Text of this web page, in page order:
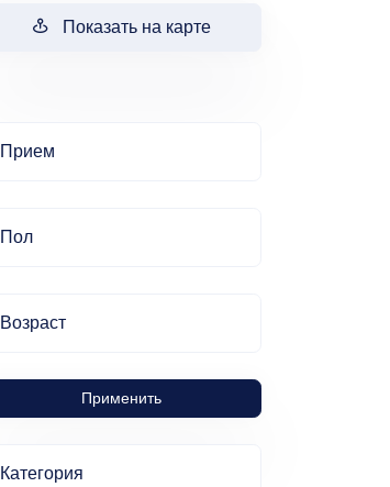
Показать на карте
Прием
Пол
Возраст
Применить
Категория